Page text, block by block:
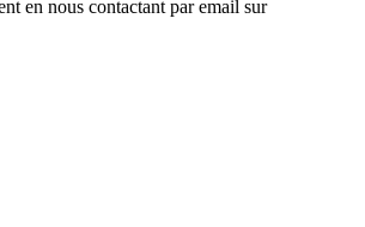
en nous contactant par email sur